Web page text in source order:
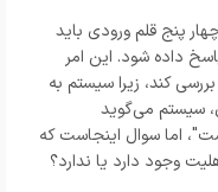
پنج قلم ورودی باید
داده شود. این امر
کند، زیرا سیستم به
سیستم می‌گوید
اما سوال اینجاست که
وجود دارد یا ندارد؟